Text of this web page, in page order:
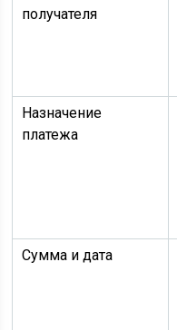
получателя
Назначение
платежа
Сумма и дата